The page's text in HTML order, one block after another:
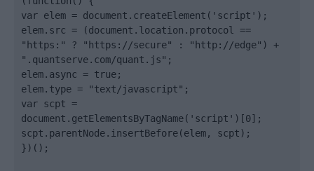
var elem = document.createElement('script');
elem.src = (document.location.protocol ==
"https:" ? "https://secure" : "http://edge") +
".quantserve.com/quant.js";
elem.async = true;
elem.type = "text/javascript";
var scpt =
document.getElementsByTagName('script')[0];
scpt.parentNode.insertBefore(elem, scpt);
})();